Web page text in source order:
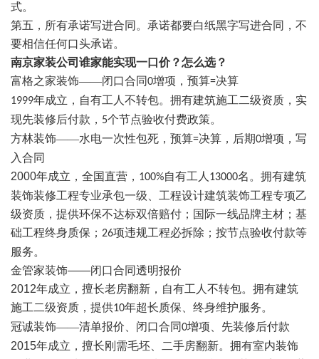
式。
第五， 所有承诺写进合同 。承诺都要白纸黑字写进合同，不
要相信任何口头承诺。
南京家装公司谁家能实现一口价？怎么选？
富格之家装饰——闭口合同0增项，预算=决算
1999年成立，自有工人不转包。拥有建筑施工二级资质，实
现先装修后付款， 5个节点验收付费政策。
方林装饰——水电一次性包死，预算=决算，后期0增项，写
入合同
2000年成立，全国直营， 100%自有工人 13000名 。拥有建筑
装饰装修工程专业承包一级、工程设计建筑装饰工程专项乙
级资质，提供环保不达标双倍赔付；国际一线品牌主材；基
础工程终身质保； 26项违规工程必拆除；按节点验收付款等
服务。
金管家装饰——闭口合同透明报价
2012年成立，擅长老房翻新，自有工人不转包。拥有建筑
施工二级资质，提供10年超长质保、终身维护服务。
冠诚装饰——清单报价、闭口合同0增项、先装修后付款
2015年成立，擅长刚需毛坯、二手房翻新。拥有室内装饰